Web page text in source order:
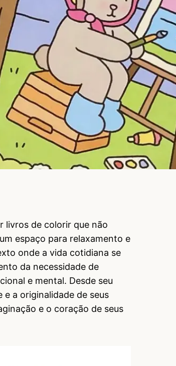
livros de colorir que não
espaço para relaxamento e
onde a vida cotidiana se
da necessidade de
e mental. Desde seu
a originalidade de seus
e o coração de seus